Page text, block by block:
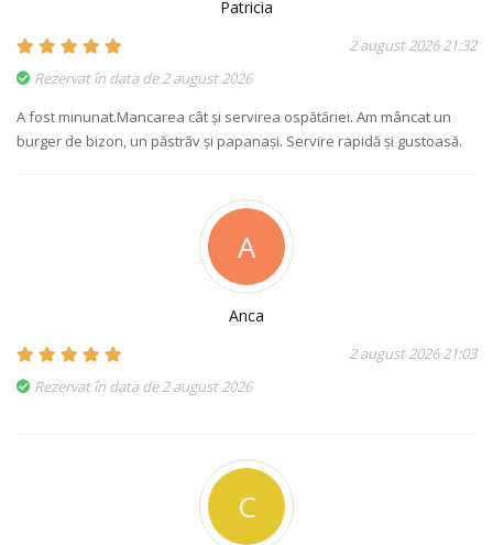
Patricia
2 august 2026 21:32
Rezervat în data de 2 august 2026
A fost minunat.Mancarea cât și servirea ospătăriei. Am mâncat un
burger de bizon, un păstrăv și papanași. Servire rapidă și gustoasă.
A
Anca
2 august 2026 21:03
Rezervat în data de 2 august 2026
C